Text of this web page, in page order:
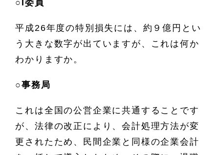
○ I委員
平成26年度の特別損失には、約９億円とい
う大きな数字が出ていますが、これは何か
わかりますか。
○事務局
これは全国の公営企業に共通することです
が、法律の改正により、会計処理方法が変
更されたため、民間企業と同様の企業会計